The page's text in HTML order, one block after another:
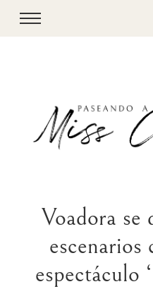
Voadora se
escenarios
espectáculo